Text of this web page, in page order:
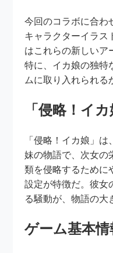
今回のコラボに合わ
キャラクターイラス
はこれらの新しいア
特に、イカ娘の独特
ムに取り入れられる
「侵略！イ
「侵略！イカ娘」
妹の物語で、次女の
類を侵略するために
設定が特徴だ。彼女
る騒動が、物語の大
ゲーム基本情